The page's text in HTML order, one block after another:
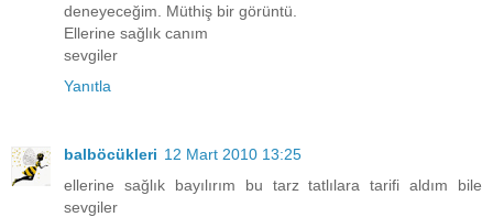
deneyeceğim. Müthiş bir görüntü.
Ellerine sağlık canım
sevgiler
Yanıtla
balböcükleri 12 Mart 2010 13:25
ellerine sağlık bayılırım bu tarz tatlılara tarifi aldım bile
sevgiler